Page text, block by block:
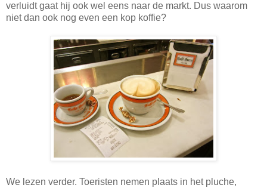
verluidt gaat hij ook wel eens naar de markt. Dus waarom
niet dan ook nog even een kop koffie?
We lezen verder. Toeristen nemen plaats in het pluche,